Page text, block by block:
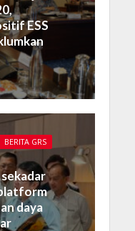
ESS
BERITA GRS
daya